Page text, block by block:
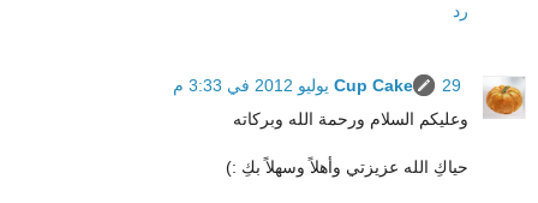
رد
Cup Cake
29 يوليو 2012 في 3:33 م
وعليكم السلام ورحمة الله وبركاته
حياكِ الله عزيزتي وأهلاً وسهلاً بكِ :)